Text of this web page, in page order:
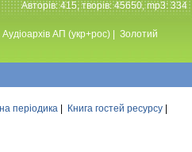
Авторiв: 415, творiв: 45650, mp3: 334
Аудiоархiв АП (укр+рос)
Золотий
періодика Книга гостей ресурсу